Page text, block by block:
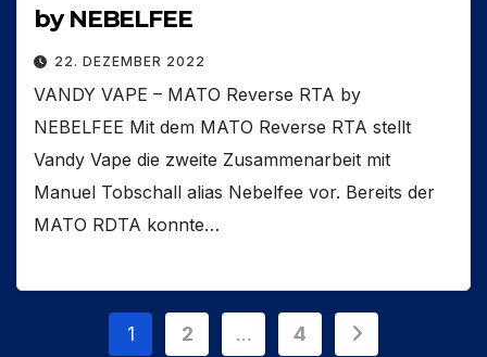
by NEBELFEE
22. DEZEMBER 2022
VANDY VAPE – MATO Reverse RTA by
NEBELFEE Mit dem MATO Reverse RTA stellt
Vandy Vape die zweite Zusammenarbeit mit
Manuel Tobschall alias Nebelfee vor. Bereits der
MATO RDTA konnte…
Seitennummerierung
1 2 … 4